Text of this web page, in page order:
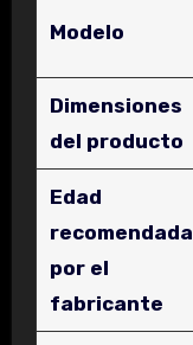
Modelo
Dimensiones
del producto
Edad
recomendada
por el
fabricante